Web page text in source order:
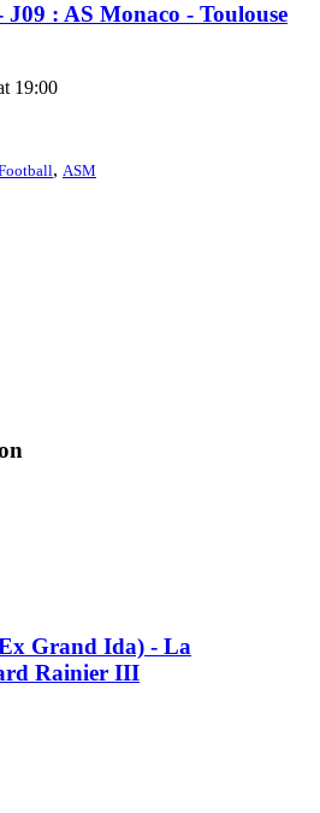
: AS Monaco - Toulouse
19:00
, ASM
Grand Ida) - La
Rainier III